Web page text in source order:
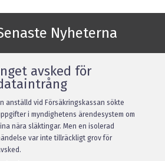
Nyheterna
avsked för
anställd vid Försäkringskassan sökte
i myndighetens ärendesystem om
nära släktingar. Men en isolerad
var inte tillräckligt grov för